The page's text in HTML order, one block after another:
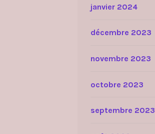
janvier 2024
décembre 2023
novembre 2023
octobre 2023
septembre 2023